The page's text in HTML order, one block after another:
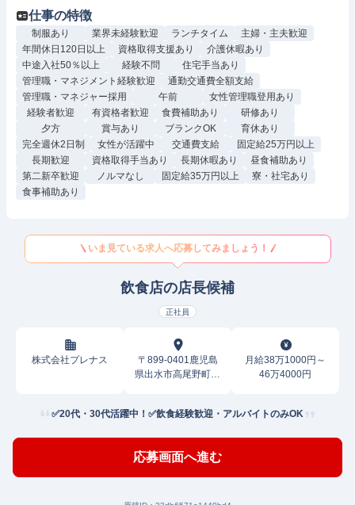
仕事の特徴
制服あり 業界未経験歓迎 ランチタイム
主婦・主夫歓迎
年間休日120日以上
資格取得支援あり
介護休暇あり
中途入社50％以上
経験不問
住宅手当あり
管理職・マネジメント経験歓迎
通勤交通費全額支給
管理職・マネジャー採用
午前
女性管理職登用あり
経験者歓迎
有資格者歓迎 食費補助あり
研修あり
夕方
賞与あり ブランクOK
育休あり
完全週休2日制
女性が活躍中 交通費支給
固定給25万円以上
長期歓迎
資格取得手当あり 長期休暇あり
昼食補助あり
第二新卒歓迎
ノルマなし 固定給35万円以上
寮・社宅あり
食事補助あり
いま見ている求人へ応募してみましょう！
飲食店の店長候補
正社員
株式会社プレナス
〒899-0401鹿児島
県出水市高尾野町大
月給38万1000円～
46万4000円
✅20代・30代活躍中！✅飲食経験歓迎・アルバイトのみOK
応募画面へ進む